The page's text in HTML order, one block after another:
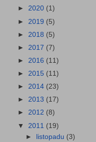
► 2020 (1)
► 2019 (5)
► 2018 (5)
► 2017 (7)
► 2016 (11)
► 2015 (11)
► 2014 (23)
► 2013 (17)
► 2012 (8)
▼ 2011 (19)
►
listopadu (3)